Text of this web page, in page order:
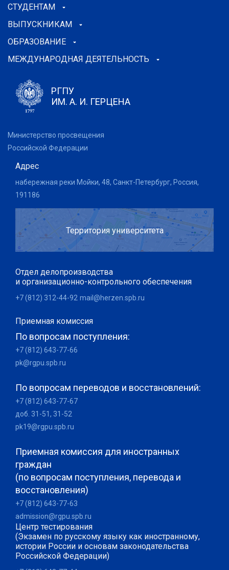
СТУДЕНТАМ
ВЫПУСКНИКАМ
ОБРАЗОВАНИЕ
МЕЖДУНАРОДНАЯ ДЕЯТЕЛЬНОСТЬ
РГПУ
ИМ. А. И. ГЕРЦЕНА
Министерство просвещения
Российской Федерации
Адрес
набережная реки Мойки, 48, Санкт-Петербург, Россия,
191186
Территория университета
Отдел делопроизводства
и организационно-контрольного обеспечения
+7 (812) 312-44-92 mail@herzen.spb.ru
Приемная комиссия
По вопросам поступления:
+7 (812) 643-77-66
pk@rgpu.spb.ru
По вопросам переводов и восстановлений:
+7 (812) 643-77-67
доб. 31-51, 31-52
pk19@rgpu.spb.ru
Приемная комиссия для иностранных
граждан
(по вопросам поступления, перевода и
восстановления)
+7 (812) 643-77-63
admission@rgpu.spb.ru
Центр тестирования
(Экзамен по русскому языку как иностранному,
истории России и основам законодательства
Российской Федерации)